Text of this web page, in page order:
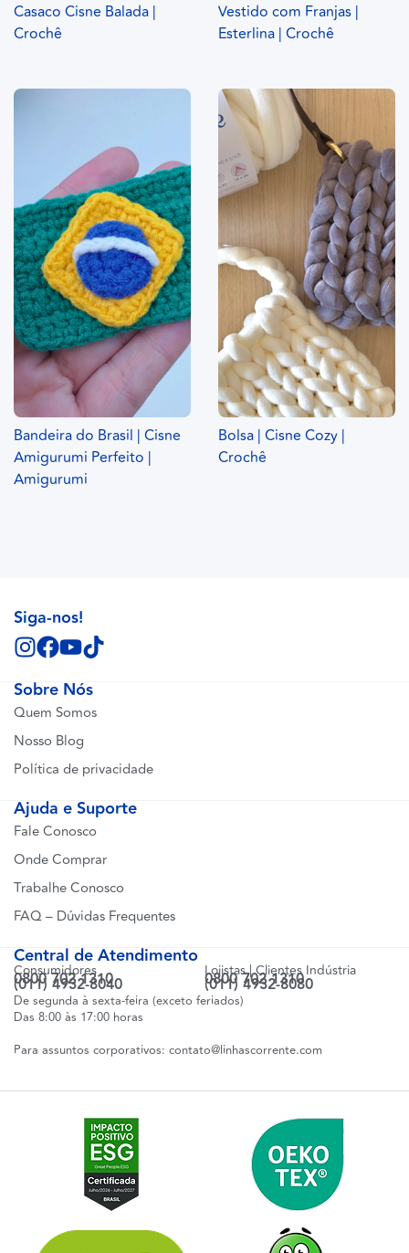
Casaco Cisne Balada |
Crochê
Vestido com Franjas |
Esterlina | Crochê
Bandeira do Brasil | Cisne
Amigurumi Perfeito |
Amigurumi
Bolsa | Cisne Cozy |
Crochê
Sobre Nós
Quem Somos
Nosso Blog
Política de privacidade
Ajuda e Suporte
Fale Conosco
Onde Comprar
Trabalhe Conosco
FAQ – Dúvidas Frequentes
Central de Atendimento
Consumidores
0800 702 1310
(011) 4932-8040
Lojistas | Clientes Indústria
0800 702 1310
(011) 4932-8080
De segunda à sexta-feira (exceto feriados)
Das 8:00 às 17:00 horas
Para assuntos corporativos: contato@linhascorrente.com
Siga-nos!